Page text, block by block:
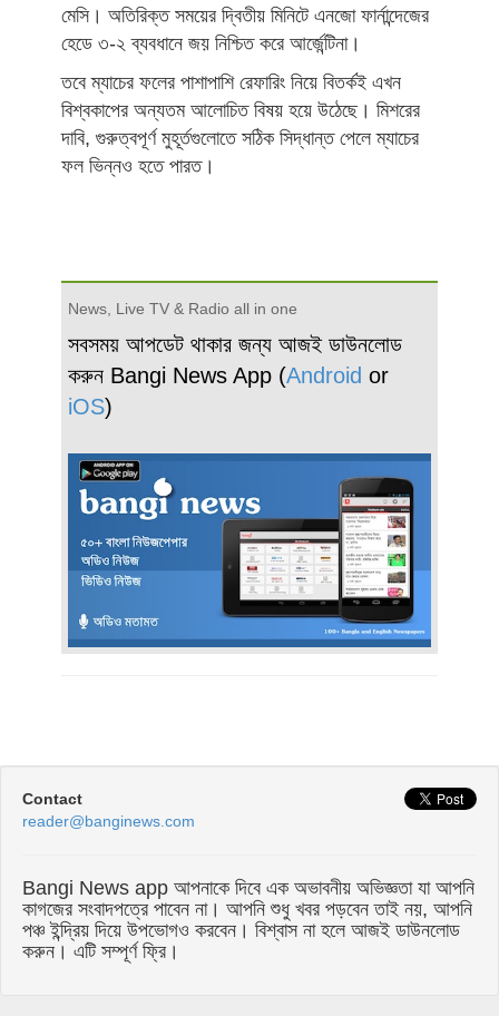
মেসি। অতিরিক্ত সময়ের দ্বিতীয় মিনিটে এনজো ফার্নান্দেজের
হেডে ৩-২ ব্যবধানে জয় নিশ্চিত করে আর্জেন্টিনা।
তবে ম্যাচের ফলের পাশাপাশি রেফারিং নিয়ে বিতর্কই এখন
বিশ্বকাপের অন্যতম আলোচিত বিষয় হয়ে উঠেছে। মিশরের
দাবি, গুরুত্বপূর্ণ মুহূর্তগুলোতে সঠিক সিদ্ধান্ত পেলে ম্যাচের
ফল ভিন্নও হতে পারত।
News, Live TV & Radio all in one
সবসময় আপডেট থাকার জন্য আজই ডাউনলোড
করুন Bangi News App (Android or
iOS)
Contact
reader@banginews.com
Bangi News app আপনাকে দিবে এক অভাবনীয় অভিজ্ঞতা যা আপনি
কাগজের সংবাদপত্রে পাবেন না। আপনি শুধু খবর পড়বেন তাই নয়, আপনি
পঞ্চ ইন্দ্রিয় দিয়ে উপভোগও করবেন। বিশ্বাস না হলে আজই ডাউনলোড
করুন। এটি সম্পূর্ণ ফ্রি।